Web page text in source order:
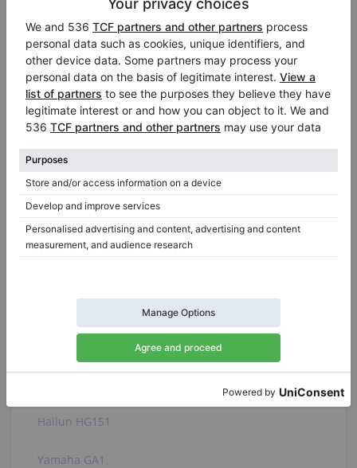
Kawai GM-10
Knabe WG50
Mason & Hamlin S-G
Ritmüller GH148R
Nordiska 152
Ritmüller R 8
Steinberg Gerh. 152
Hailun HG151
Yamaha GA1